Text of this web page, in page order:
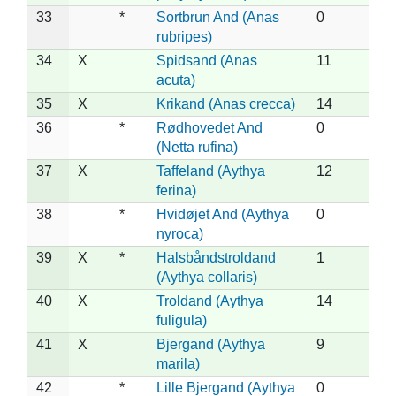
33 *
Sortbrun And (Anas
rubripes)
0
34 X
Spidsand (Anas
acuta)
11
35 X Krikand (Anas crecca)
14
36
*
Rødhovedet And
(Netta rufina)
0
37 X
Taffeland (Aythya
ferina)
12
38 *
Hvidøjet And (Aythya
nyroca)
0
39 X *
Halsbåndstroldand
(Aythya collaris)
1
40 X
Troldand (Aythya
fuligula)
14
41 X
Bjergand (Aythya
marila)
9
42 *
Lille Bjergand (Aythya
0